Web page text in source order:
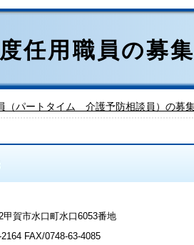
任用職員の募集
（パートタイム 介護予防相談員）の募
甲賀市水口町水口6053番地
FAX/0748-63-4085